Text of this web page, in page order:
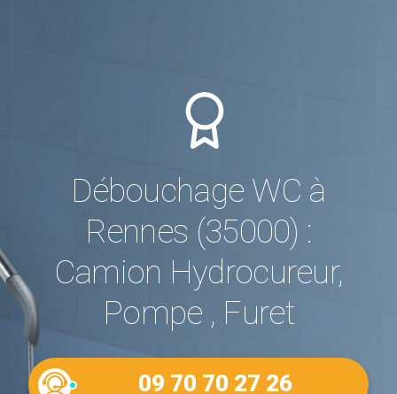
Débouchage WC à
Rennes (35000) :
Camion Hydrocureur,
Pompe , Furet
09 70 70 27 26